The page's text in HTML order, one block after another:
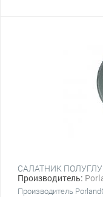
САЛАТНИК
Производитель:
Производитель